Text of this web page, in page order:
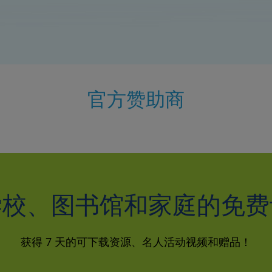
官方赞助商
、图书馆和家庭的免
获得 7 天的可下载资源、名人活动视频和赠品！